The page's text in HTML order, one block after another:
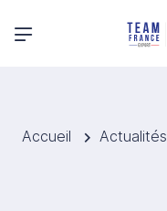
Menu principal
Accueil Actualités